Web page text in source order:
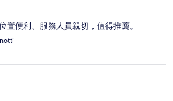
置便利、服務人員親切，值得推薦。